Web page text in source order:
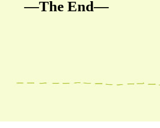
—The End—